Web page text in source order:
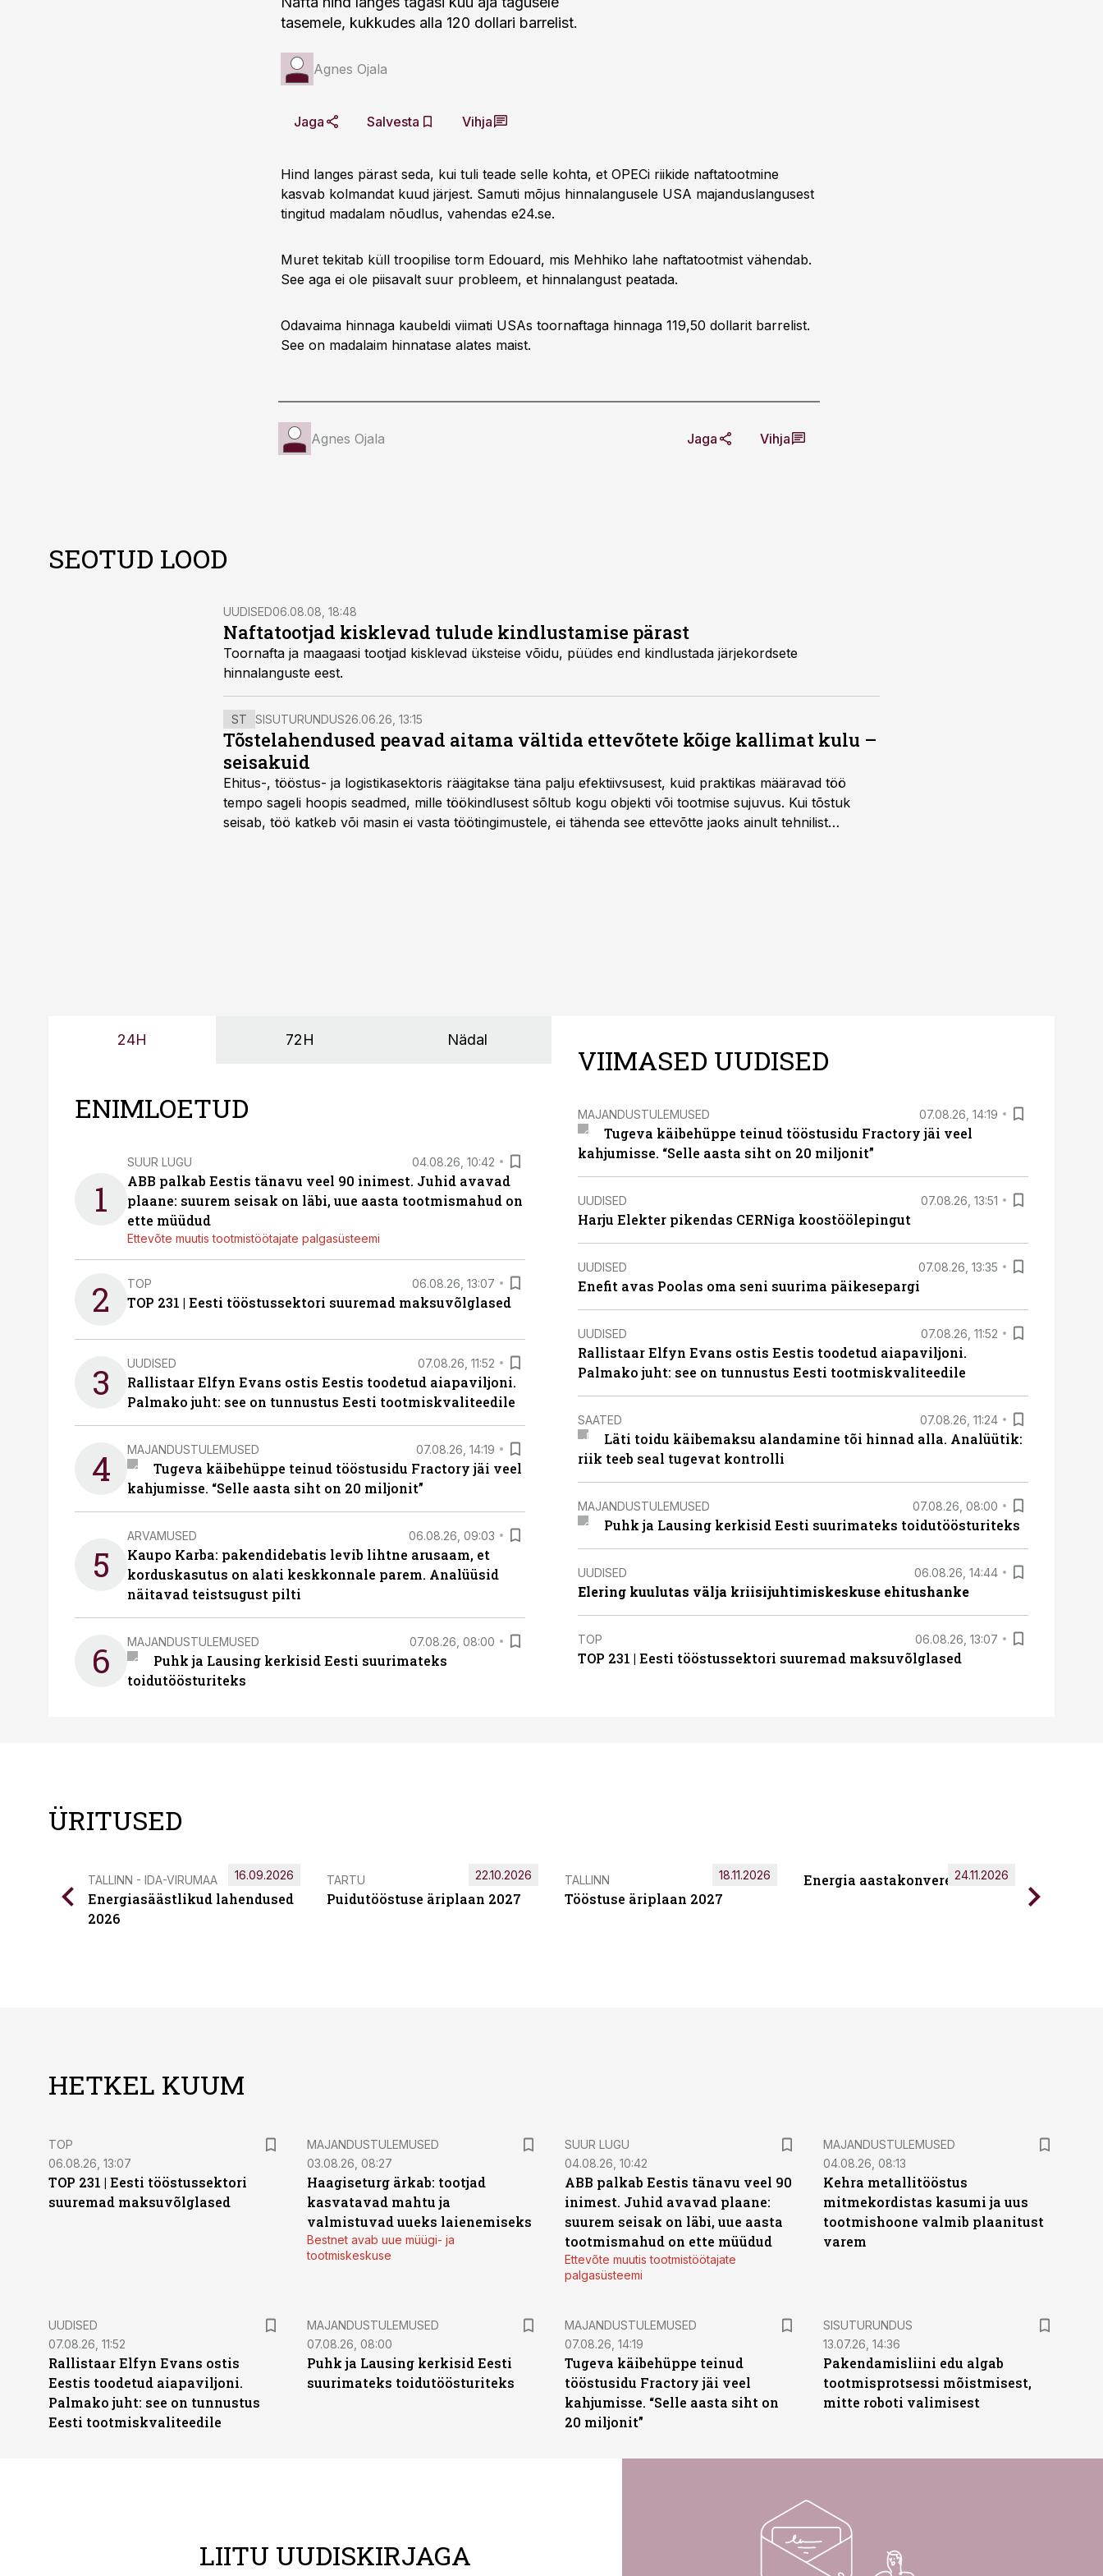
tasemele, kukkudes alla 120 dollari barrelist.
Agnes Ojala
Jaga Salvesta Vihja
Hind langes pärast seda, kui tuli teade selle kohta, et OPECi riikide naftatootmine
kasvab kolmandat kuud järjest. Samuti mõjus hinnalangusele USA majanduslangusest
tingitud madalam nõudlus, vahendas e24.se.
Muret tekitab küll troopilise torm Edouard, mis Mehhiko lahe naftatootmist vähendab.
See aga ei ole piisavalt suur probleem, et hinnalangust peatada.
Odavaima hinnaga kaubeldi viimati USAs toornaftaga hinnaga 119,50 dollarit barrelist.
See on madalaim hinnatase alates maist.
Agnes Ojala Jaga Vihja
SEOTUD LOOD
UUDISED06.08.08, 18:48
Naftatootjad kisklevad tulude kindlustamise pärast
Toornafta ja maagaasi tootjad kisklevad üksteise võidu, püüdes end kindlustada järjekordsete
hinnalanguste eest.
ST SISUTURUNDUS26.06.26, 13:15
Tõstelahendused peavad aitama vältida ettevõtete kõige kallimat kulu –
seisakuid
Ehitus-, tööstus- ja logistikasektoris räägitakse täna palju efektiivsusest, kuid praktikas määravad töö
tempo sageli hoopis seadmed, mille töökindlusest sõltub kogu objekti või tootmise sujuvus. Kui tõstuk
seisab, töö katkeb või masin ei vasta töötingimustele, ei tähenda see ettevõtte jaoks ainult tehnilist
24H 72H Nädal
ENIMLOETUD
1
SUUR LUGU 04.08.26, 10:42
ABB palkab Eestis tänavu veel 90 inimest. Juhid avavad
plaane: suurem seisak on läbi, uue aasta tootmismahud on
ette müüdud
Ettevõte muutis tootmistöötajate palgasüsteemi
2 TOP 06.08.26, 13:07
TOP 231 | Eesti tööstussektori suuremad maksuvõlglased
3 UUDISED 07.08.26, 11:52
Rallistaar Elfyn Evans ostis Eestis toodetud aiapaviljoni.
Palmako juht: see on tunnustus Eesti tootmiskvaliteedile
4 MAJANDUSTULEMUSED 07.08.26, 14:19
Tugeva käibehüppe teinud tööstusidu Fractory jäi veel
kahjumisse. “Selle aasta siht on 20 miljonit”
5
ARVAMUSED 06.08.26, 09:03
Kaupo Karba: pakendidebatis levib lihtne arusaam, et
korduskasutus on alati keskkonnale parem. Analüüsid
näitavad teistsugust pilti
6 MAJANDUSTULEMUSED 07.08.26, 08:00
Puhk ja Lausing kerkisid Eesti suurimateks
toidutöösturiteks
VIIMASED UUDISED
MAJANDUSTULEMUSED 07.08.26, 14:19
Tugeva käibehüppe teinud tööstusidu Fractory jäi veel
kahjumisse. “Selle aasta siht on 20 miljonit”
UUDISED 07.08.26, 13:51
Harju Elekter pikendas CERNiga koostöölepingut
UUDISED 07.08.26, 13:35
Enefit avas Poolas oma seni suurima päikesepargi
UUDISED 07.08.26, 11:52
Rallistaar Elfyn Evans ostis Eestis toodetud aiapaviljoni.
Palmako juht: see on tunnustus Eesti tootmiskvaliteedile
SAATED 07.08.26, 11:24
Läti toidu käibemaksu alandamine tõi hinnad alla. Analüütik:
riik teeb seal tugevat kontrolli
MAJANDUSTULEMUSED 07.08.26, 08:00
Puhk ja Lausing kerkisid Eesti suurimateks toidutöösturiteks
UUDISED 06.08.26, 14:44
Elering kuulutas välja kriisijuhtimiskeskuse ehitushanke
TOP 06.08.26, 13:07
TOP 231 | Eesti tööstussektori suuremad maksuvõlglased
ÜRITUSED
TALLINN - IDA-VIRUMAA
Energiasäästlikud lahendused
2026
16.09.2026 TARTU
Puidutööstuse äriplaan 2027
22.10.2026 TALLINN
Tööstuse äriplaan 2027
18.11.2026 Energia aastakonverents 2026
24.11.2026
HETKEL KUUM
TOP
06.08.26, 13:07
TOP 231 | Eesti tööstussektori
suuremad maksuvõlglased
MAJANDUSTULEMUSED
03.08.26, 08:27
Haagiseturg ärkab: tootjad
kasvatavad mahtu ja
valmistuvad uueks laienemiseks
Bestnet avab uue müügi- ja
tootmiskeskuse
SUUR LUGU
04.08.26, 10:42
ABB palkab Eestis tänavu veel 90
inimest. Juhid avavad plaane:
suurem seisak on läbi, uue aasta
tootmismahud on ette müüdud
Ettevõte muutis tootmistöötajate
palgasüsteemi
MAJANDUSTULEMUSED
04.08.26, 08:13
Kehra metallitööstus
mitmekordistas kasumi ja uus
tootmishoone valmib plaanitust
varem
UUDISED
07.08.26, 11:52
Rallistaar Elfyn Evans ostis
Eestis toodetud aiapaviljoni.
Palmako juht: see on tunnustus
Eesti tootmiskvaliteedile
MAJANDUSTULEMUSED
07.08.26, 08:00
Puhk ja Lausing kerkisid Eesti
suurimateks toidutöösturiteks
MAJANDUSTULEMUSED
07.08.26, 14:19
Tugeva käibehüppe teinud
tööstusidu Fractory jäi veel
kahjumisse. “Selle aasta siht on
20 miljonit”
ST
SISUTURUNDUS
13.07.26, 14:36
Pakendamisliini edu algab
tootmisprotsessi mõistmisest,
mitte roboti valimisest
LIITU UUDISKIRJAGA